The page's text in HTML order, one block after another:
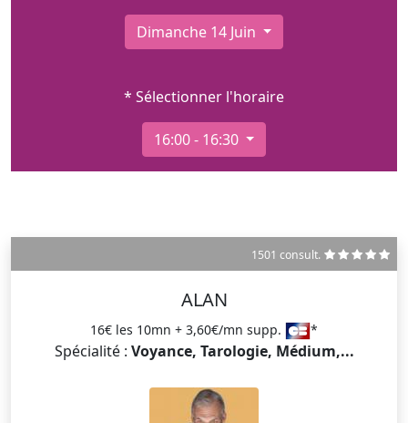
Dimanche 14 Juin
* Sélectionner l'horaire
16:00 - 16:30
1501 consult.
ALAN
16€ les 10mn + 3,60€/mn supp. *
Spécialité : Voyance, Tarologie, Médium,...